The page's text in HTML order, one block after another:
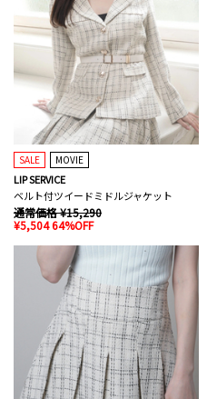
SALE MOVIE
LIP SERVICE
ベルト付ツイードミドルジャケット
通常価格 ¥15,290
¥5,504 64%OFF